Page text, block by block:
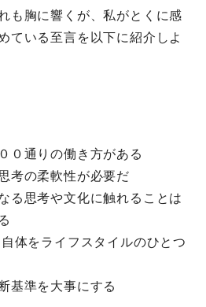
も胸に響くが、私がとくに感
ている至言を以下に紹介しよ
０通りの働き方がある
考の柔軟性が必要だ
る思考や文化に触れることは
体をライフスタイルのひとつ
基準を大事にする